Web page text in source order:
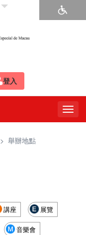
登入
> 舉辦地點
講座 展覽
音樂會